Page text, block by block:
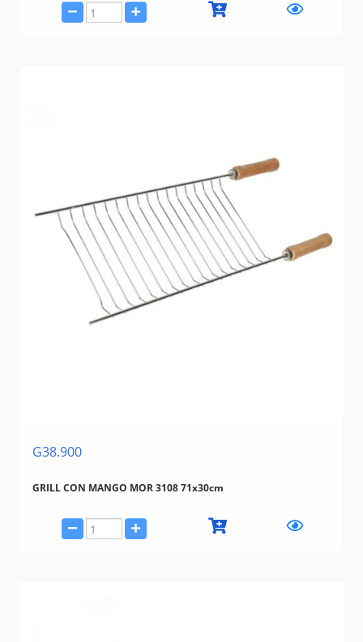
G38.900
GRILL CON MANGO MOR 3108 71x30cm